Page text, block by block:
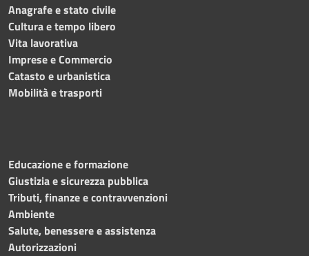
Anagrafe e stato civile
Cultura e tempo libero
Vita lavorativa
Imprese e Commercio
Catasto e urbanistica
Mobilità e trasporti
Educazione e formazione
Giustizia e sicurezza pubblica
Tributi, finanze e contravvenzioni
Ambiente
Salute, benessere e assistenza
Autorizzazioni